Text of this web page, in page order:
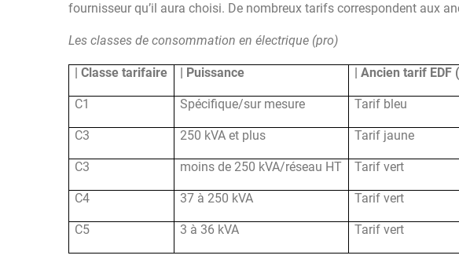
fournisseur qu’il aura choisi. De nombreux tarifs correspondent aux
Les classes de consommation en électrique (pro)
| Classe tarifaire | Puissance | Ancien tarif EDF
C1 Spécifique/sur mesure Tarif bleu
C3 250 kVA et plus Tarif jaune
C3 moins de 250 kVA/réseau HT Tarif vert
C4 37 à 250 kVA Tarif vert
C5 3 à 36 kVA Tarif vert